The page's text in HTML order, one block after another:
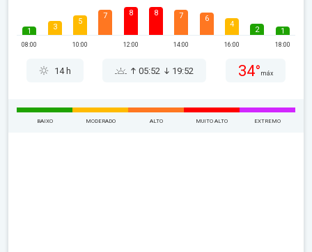
1
08:00
3
5
10:00
7 8
12:00
8 7
14:00
6
4
16:00
2 1
18:00
14 h 05:52 19:52 34° máx
BAIXO MODERADO ALTO MUITO ALTO EXTREMO